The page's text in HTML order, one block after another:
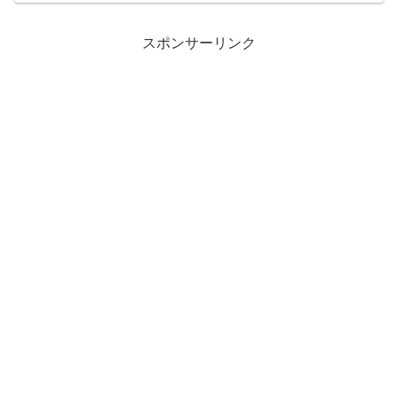
スポンサーリンク